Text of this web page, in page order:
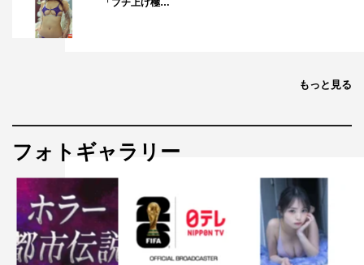
「ブチ上げ極…
もっと見る
フォトギャラリー